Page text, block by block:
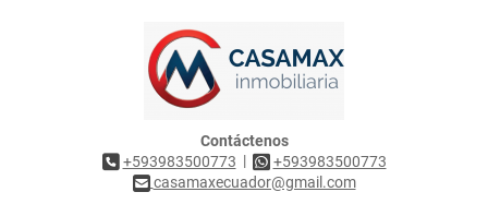
Contáctenos
+593983500773 |
+593983500773
casamaxecuador@gmail.com